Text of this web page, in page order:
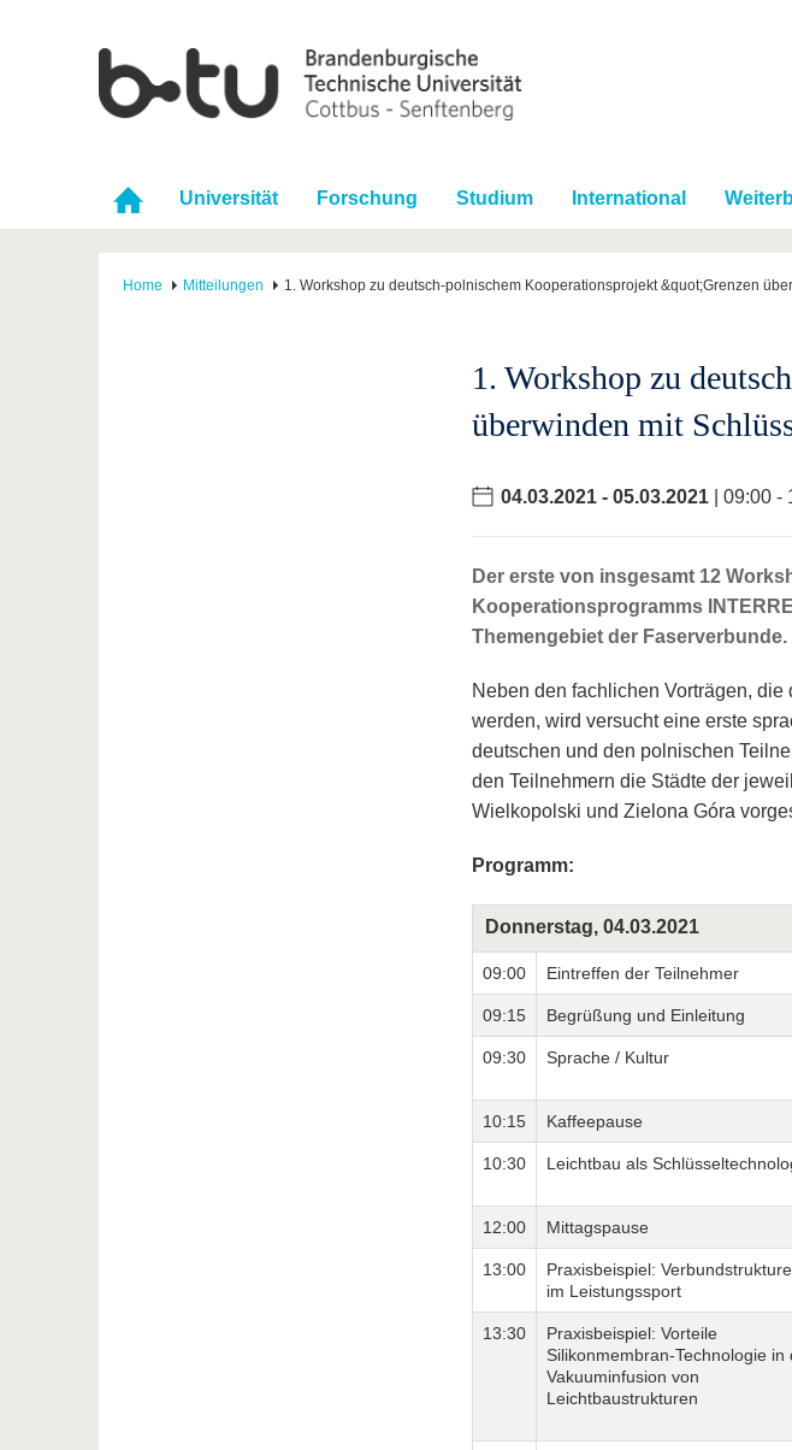
Universität Forschung Studium International
Home Mitteilungen 1. Workshop zu deutsch-polnischem Kooperationsprojekt &quot;Grenzen
1. Workshop zu
überwinden mit
04.03.2021 - 05.03.2021 | 09:00 -
Der erste von insgesamt 12
Kooperationsprogramms
Themengebiet der Faserverbunde.
Neben den fachlichen Vorträgen,
werden, wird versucht eine erste
deutschen und den polnischen
den Teilnehmern die Städte der
Wielkopolski und Zielona Góra
Programm:
Donnerstag, 04.03.2021
09:00 Eintreffen der Teilnehmer
09:15 Begrüßung und Einleitung
09:30 Sprache / Kultur
10:15 Kaffeepause
10:30 Leichtbau als
12:00 Mittagspause
13:00
Praxisbeispiel:
im Leistungssport
13:30
Praxisbeispiel: Vorteile
Silikonmembran-Technologie in
Vakuuminfusion von
Leichtbaustrukturen